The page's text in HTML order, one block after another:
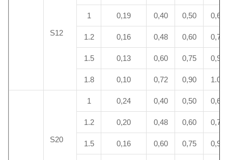
S12
1 0,19 0,40 0,50 0,60
1.2 0,16 0,48 0,60 0,72
1.5 0,13 0,60 0,75 0,90
1.8 0,10 0,72 0,90 1.08
S20
1 0,24 0,40 0,50 0,60
1.2 0,20 0,48 0,60 0,72
1.5 0,16 0,60 0,75 0,90